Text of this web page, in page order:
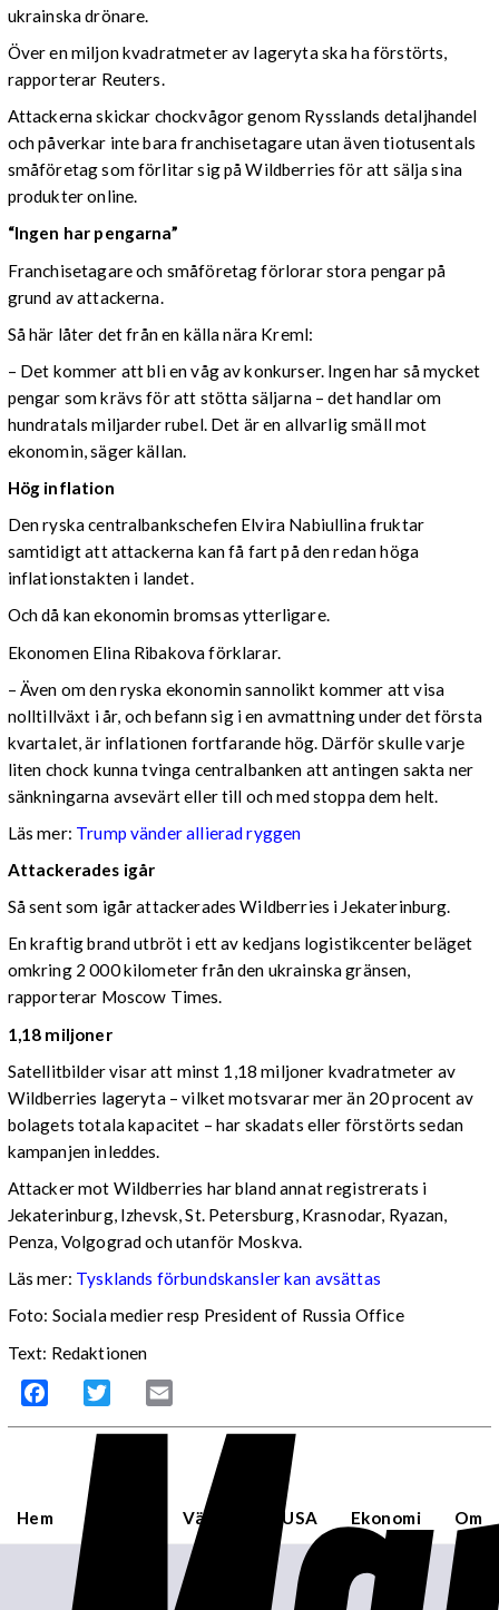
ukrainska drönare.
Över en miljon kvadratmeter av lageryta ska ha förstörts,
rapporterar Reuters.
Attackerna skickar chockvågor genom Rysslands detaljhandel
och påverkar inte bara franchisetagare utan även tiotusentals
småföretag som förlitar sig på Wildberries för att sälja sina
produkter online.
“Ingen har pengarna”
Franchisetagare och småföretag förlorar stora pengar på
grund av attackerna.
Så här låter det från en källa nära Kreml:
– Det kommer att bli en våg av konkurser. Ingen har så mycket
pengar som krävs för att stötta säljarna – det handlar om
hundratals miljarder rubel. Det är en allvarlig smäll mot
ekonomin, säger källan.
Hög inflation
Den ryska centralbankschefen Elvira Nabiullina fruktar
samtidigt att attackerna kan få fart på den redan höga
inflationstakten i landet.
Och då kan ekonomin bromsas ytterligare.
Ekonomen Elina Ribakova förklarar.
– Även om den ryska ekonomin sannolikt kommer att visa
nolltillväxt i år, och befann sig i en avmattning under det första
kvartalet, är inflationen fortfarande hög. Därför skulle varje
liten chock kunna tvinga centralbanken att antingen sakta ner
sänkningarna avsevärt eller till och med stoppa dem helt.
Läs mer: Trump vänder allierad ryggen
Attackerades igår
Så sent som igår attackerades Wildberries i Jekaterinburg.
En kraftig brand utbröt i ett av kedjans logistikcenter beläget
omkring 2 000 kilometer från den ukrainska gränsen,
rapporterar Moscow Times.
1,18 miljoner
Satellitbilder visar att minst 1,18 miljoner kvadratmeter av
Wildberries lageryta – vilket motsvarar mer än 20 procent av
bolagets totala kapacitet – har skadats eller förstörts sedan
kampanjen inleddes.
Attacker mot Wildberries har bland annat registrerats i
Jekaterinburg, Izhevsk, St. Petersburg, Krasnodar, Ryazan,
Penza, Volgograd och utanför Moskva.
Läs mer: Tysklands förbundskansler kan avsättas
Foto: Sociala medier resp President of Russia Office
Text: Redaktionen
Facebook Twitter
Hem Världen USA Ekonomi Om